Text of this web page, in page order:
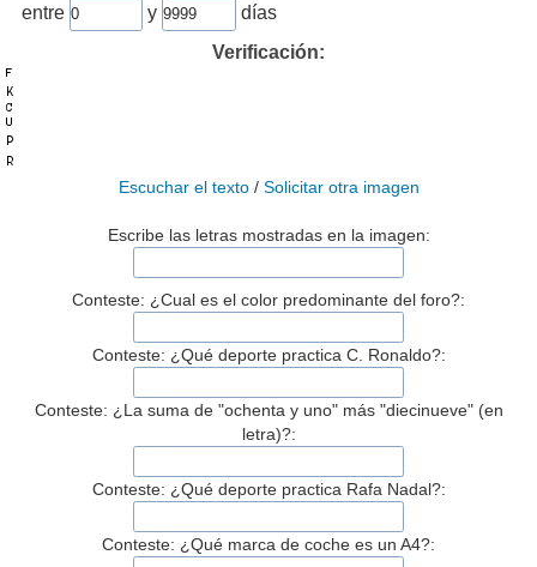
entre y
días
Verificación:
Escuchar el texto/ Solicitar otra imagen
Escribe las letras mostradas en la imagen:
Conteste: ¿Cual es el color predominante del foro?:
Conteste: ¿Qué deporte practica C. Ronaldo?:
Conteste: ¿La suma de "ochenta y uno" más "diecinueve" (en
letra)?:
Conteste: ¿Qué deporte practica Rafa Nadal?:
Conteste: ¿Qué marca de coche es un A4?: